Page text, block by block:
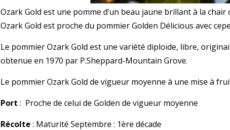
Ozark Gold est une pomme d’un beau jaune brillant à la
Ozark Gold est proche du pommier Golden Délicious avec
Le pommier Ozark Gold est une variété diploïde, libre,
obtenue en 1970 par P.Sheppard-Mountain Grove.
Le pommier Ozark Gold de vigueur moyenne à une mise à
Port : Proche de celui de Golden de vigueur moyenne
Récolte : Maturité Septembre : 1ère décade